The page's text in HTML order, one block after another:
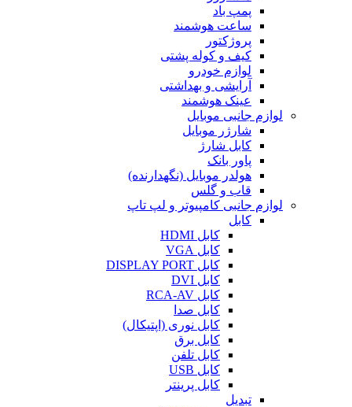
پمپ باد
ساعت هوشمند
پروژکتور
کیف و کوله پشتی
لوازم خودرو
آرایشی و بهداشتی
عینک هوشمند
لوازم جانبی موبایل
شارژر موبایل
کابل شارژ
پاور بانک
هولدر موبایل (نگهدارنده)
قاب و گلس
لوازم جانبی کامپیوتر و لپ تاپ
کابل
کابل HDMI
کابل VGA
کابل DISPLAY PORT
کابل DVI
کابل RCA-AV
کابل صدا
کابل نوری (اپتیکال)
کابل برق
کابل تلفن
کابل USB
کابل پرینتر
تبدیل